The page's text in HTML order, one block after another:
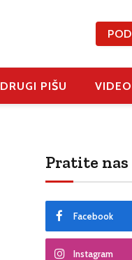
DRUGI PIŠU VIDEO
Pratite nas
Facebook
Instagram